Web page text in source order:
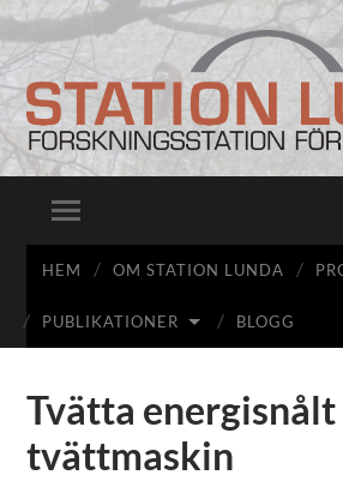
Station
Lunda
Slå
på/av
mobilmeny
HEM OM STATION LUNDA
PUBLIKATIONER BLOGG
Tvätta energisnålt
tvättmaskin